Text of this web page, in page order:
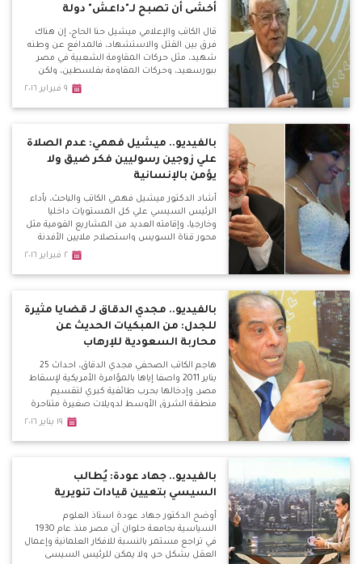
أخشى أن تصبح لـ"داعش" دولة
قال الكاتب والإعلامي ميشيل حنا الحاج، إن هناك
فرق بين القتل والاستشهاد، فالمدافع عن وطنه
شهيد، مثل حركات المقاومة الشعبية في مصر
ببورسعيد، وحركات المقاومة بفلسطين، ولكن
الدواعش الذين يفجرون أنفسهم وسط الأبرياء
العين.
٩ فبراير ٢٠١٦
بالفيديو.. ميشيل فهمي: عدم الصلاة
علي زوجين رسوليين فكر ضيق ولا
يؤمن بالإنسانية
أشاد الدكتور ميشيل فهمي الكاتب والباحث، بأداء
الرئيس السيسي علي كل المستويات داخليا
وخارجيا، وإقامته العديد من المشاريع القومية مثل
محور قناة السويس واستصلاح ملايين الأفدنة
وإنشاء المزارع السمكية وإنشاء محطة الضبعة
ثمارها بعد سنوات قليلة.
٢ فبراير ٢٠١٦
بالفيديو.. مجدي الدقاق لـ قضايا مثيرة
للجدل: من المبكيات الحديث عن
محاربة السعودية للإرهاب
هاجم الكاتب الصحفي مجدي الدقاق، احداث 25
يناير 2011 واصفا إياها بالمؤامرة الأمريكية لإسقاط
مصر، وإدخالها بحرب طائفية كبري لتقسيم
منطقة الشرق الأوسط لدويلات صغيرة متناحرة
١٩ يناير ٢٠١٦
بالفيديو.. جهاد عودة: يُطالب
السيسي بتعيين قيادات تنويرية
أوضح الدكتور جهاد عودة استاذ العلوم
السياسية بجامعة حلوان أن مصر منذ عام 1930
في تراجع مستمر بالنسبة للافكار العلمانية وإعمال
العقل بشكل حر، ولا يمكن للرئيس السيسي